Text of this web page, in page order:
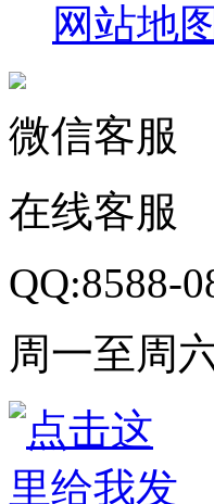
网站地图
微信客服
在线客服
QQ:8588-
周一至周